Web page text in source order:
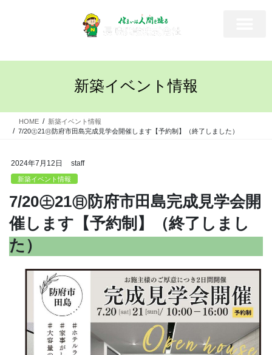
新築イベント情報
HOME
新築イベント情報
7/20㊏21㊐防府市田島完成見学会開催します【予約制】（終了しました）
2024年7月12日 staff
新築イベント情報
7/20㊏21㊐防府市田島完成見学会開
催します【予約制】（終了しまし
た）